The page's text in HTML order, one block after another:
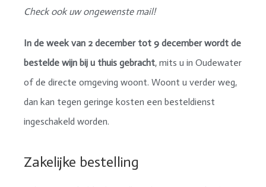
Check ook uw ongewenste mail!
In de week van 2 december tot 9 december wordt de
bestelde wijn bij u thuis gebracht, mits u in Oudewater
of de directe omgeving woont. Woont u verder weg,
dan kan tegen geringe kosten een besteldienst
ingeschakeld worden.
Zakelijke bestelling